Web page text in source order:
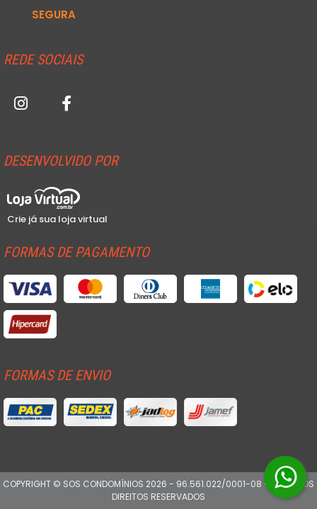
SEGURA
REDE SOCIAIS
DESENVOLVIDO POR
Crie já sua loja virtual
FORMAS DE PAGAMENTO
FORMAS DE ENVIO
COPYRIGHT © SOS CONDOMÍNIOS 2026 - 96.561.022/0001-08 - TODOS OS
DIREITOS RESERVADOS